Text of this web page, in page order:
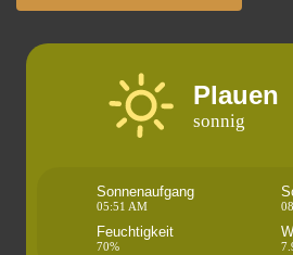
Plauen
sonnig
Sonnenaufgang
05:51 AM
Feuchtigkeit
70%